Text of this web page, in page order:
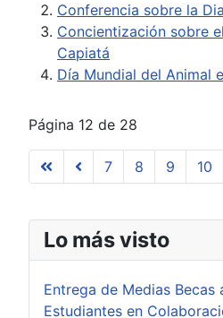
Conferencia sobre la
Concientización sobre
Capiatá
Día Mundial del Animal
Página 12 de 28
7 8 9 10
Lo más visto
Entrega de Medias Becas
Estudiantes en